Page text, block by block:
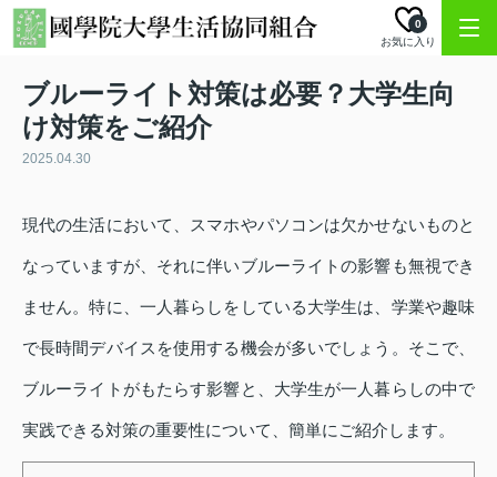
お気に入り
0
ブルーライト対策は必要？大学生向
け対策をご紹介
2025.04.30
現代の生活において、スマホやパソコンは欠かせないものと
なっていますが、それに伴いブルーライトの影響も無視でき
ません。特に、一人暮らしをしている大学生は、学業や趣味
で長時間デバイスを使用する機会が多いでしょう。そこで、
ブルーライトがもたらす影響と、大学生が一人暮らしの中で
実践できる対策の重要性について、簡単にご紹介します。